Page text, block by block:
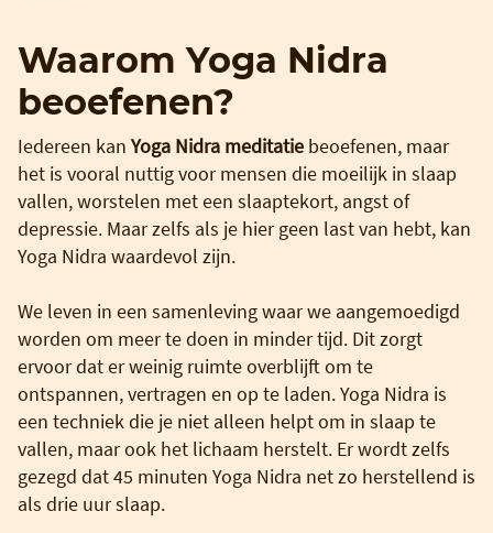
Waarom Yoga Nidra
beoefenen?
Iedereen kan Yoga Nidra meditatie beoefenen, maar
het is vooral nuttig voor mensen die moeilijk in slaap
vallen, worstelen met een slaaptekort, angst of
depressie. Maar zelfs als je hier geen last van hebt, kan
Yoga Nidra waardevol zijn.
We leven in een samenleving waar we aangemoedigd
worden om meer te doen in minder tijd. Dit zorgt
ervoor dat er weinig ruimte overblijft om te
ontspannen, vertragen en op te laden. Yoga Nidra is
een techniek die je niet alleen helpt om in slaap te
vallen, maar ook het lichaam herstelt. Er wordt zelfs
gezegd dat 45 minuten Yoga Nidra net zo herstellend is
als drie uur slaap.